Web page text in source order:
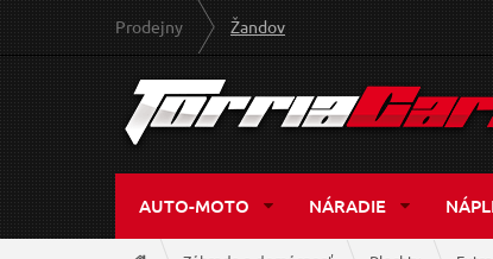
Prodejny Žandov
AUTO-MOTO NÁRADIE